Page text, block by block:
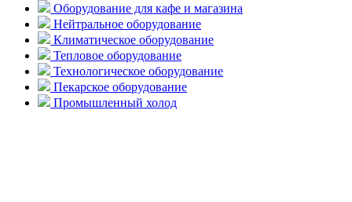
Оборудование для кафе и магазина
Нейтральное оборудование
Климатическое оборудование
Тепловое оборудование
Технологическое оборудование
Пекарское оборудование
Промышленный холод